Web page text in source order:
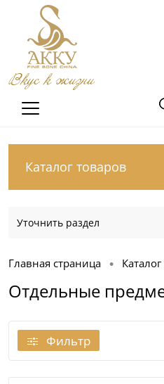
Вкус к жизни
Каталог товаров
Уточнить раздел
Главная страница •
Отдельные
Фильтр